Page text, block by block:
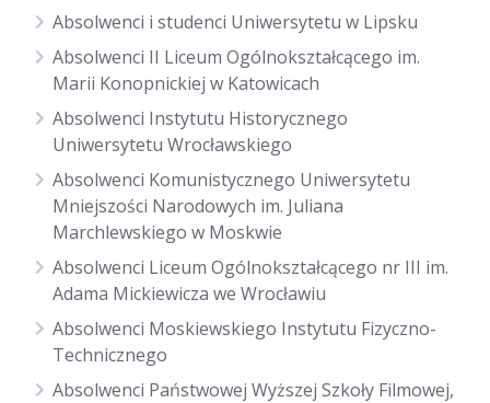
Absolwenci i studenci Uniwersytetu w Lipsku
Absolwenci II Liceum Ogólnokształcącego im.
Marii Konopnickiej w Katowicach
Absolwenci Instytutu Historycznego
Uniwersytetu Wrocławskiego
Absolwenci Komunistycznego Uniwersytetu
Mniejszości Narodowych im. Juliana
Marchlewskiego w Moskwie
Absolwenci Liceum Ogólnokształcącego nr III im.
Adama Mickiewicza we Wrocławiu
Absolwenci Moskiewskiego Instytutu Fizyczno-
Technicznego
Absolwenci Państwowej Wyższej Szkoły Filmowej,